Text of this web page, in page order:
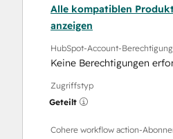
Alle kompatiblen
anzeigen
HubSpot-Account-
Keine Berechtigungen
Zugriffstyp
Geteilt
Cohere workflow action-